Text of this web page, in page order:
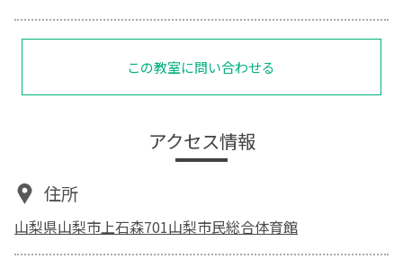
この教室に問い合わせる
アクセス情報
住所
山梨県山梨市上石森701山梨市民総合体育館